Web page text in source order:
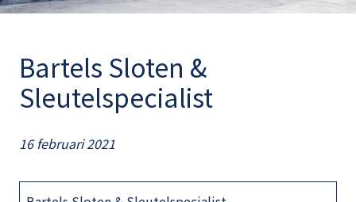
Bartels Sloten &
Sleutelspecialist
16 februari 2021